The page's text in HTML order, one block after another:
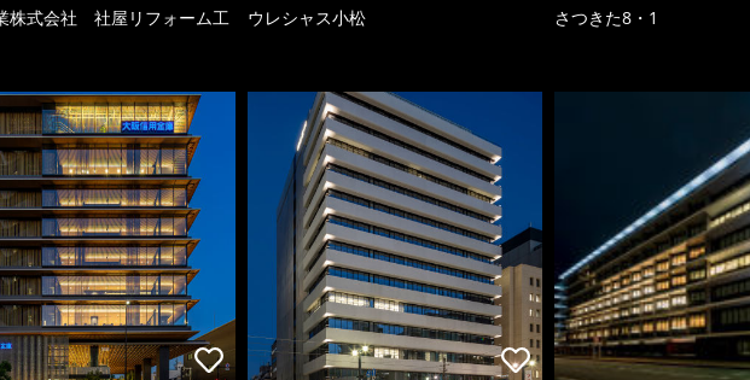
株式会社 社屋リフォーム工 ウレシャス小松 さつきた8・1